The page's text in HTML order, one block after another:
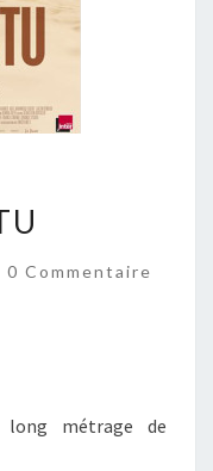
Commentaires
0 Commentaire
métrage de